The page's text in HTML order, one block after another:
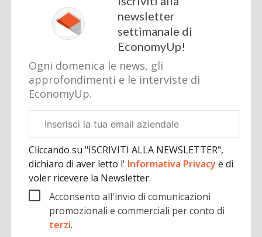
newsletter
settimanale di
EconomyUp!
Ogni domenica le news, gli
approfondimenti e le interviste di
EconomyUp.
aziendale
Cliccando su "ISCRIVITI ALLA NEWSLETTER",
dichiaro di aver letto l' Informativa Privacye di
voler ricevere la Newsletter.
Acconsento all'invio di comunicazioni
promozionali e commerciali per conto di
terzi.